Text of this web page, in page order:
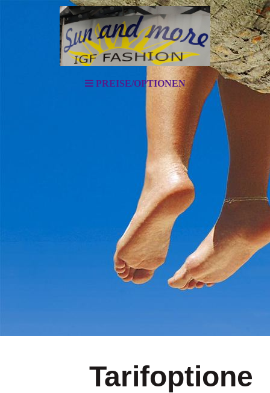
PREISE/OPTIONEN
Tarifoptione